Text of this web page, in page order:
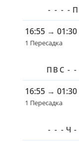
- - - - П
16:55 → 01:30
1 Пересадка
П В С - -
16:55 → 01:30
1 Пересадка
- - - Ч -